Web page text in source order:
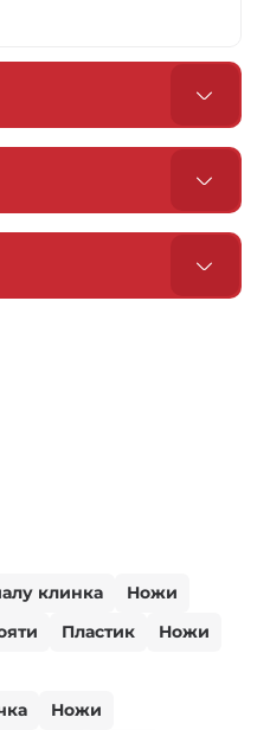
клинка
Ножи
Пластик
Ножи
Ножи